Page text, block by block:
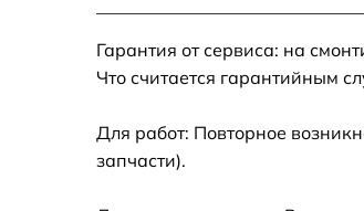
Ремонт конфорки с
HCG56CFO2C
HCG56CFO2C
Замена конфорки
Гарантия от сервиса: на
Что считается гарантийным
Для работ: Повторное
запчасти).